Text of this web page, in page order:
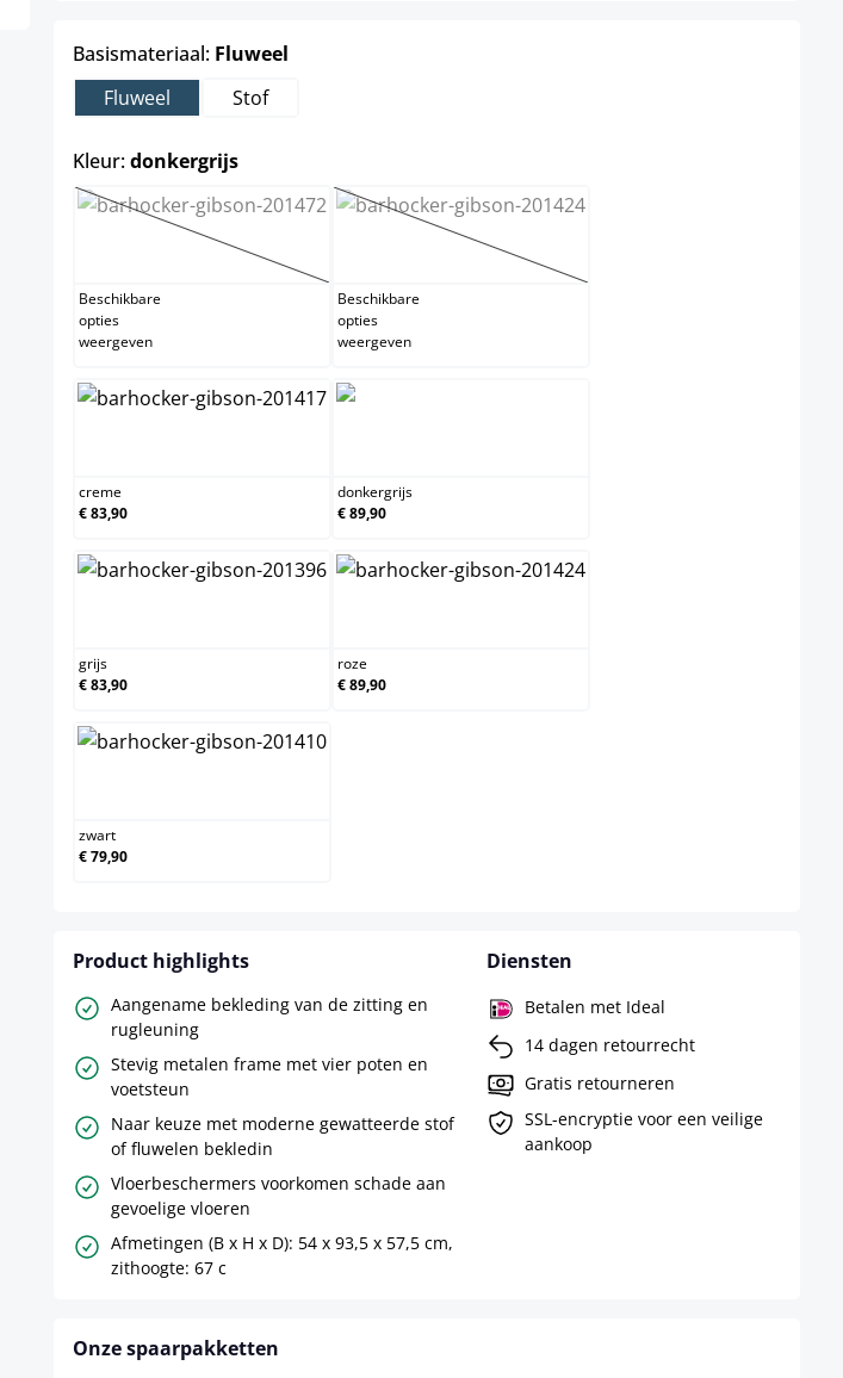
Basismateriaal: Fluweel
Fluweel
Stof
Kleur:donkergrijsselect
blauw
(Deze optie is momenteel niet beschikbaar.)
Beschikbare
opties
weergeven
bruin
(Deze optie is momenteel niet beschikbaar.)
Beschikbare
opties
weergeven
creme
€ 83,90
donkergrijs
€ 89,90
grijs
€ 83,90
roze
€ 89,90
zwart
€ 79,90
Product highlights
Aangename bekleding van de zitting en
rugleuning
Stevig metalen frame met vier poten en
voetsteun
Naar keuze met moderne gewatteerde stof
of fluwelen bekledin
Vloerbeschermers voorkomen schade aan
gevoelige vloeren
Afmetingen (B x H x D): 54 x 93,5 x 57,5 cm,
zithoogte: 67 c
Diensten
Betalen met Ideal
14 dagen retourrecht
Gratis retourneren
SSL-encryptie voor een veilige
aankoop
Onze spaarpakketten